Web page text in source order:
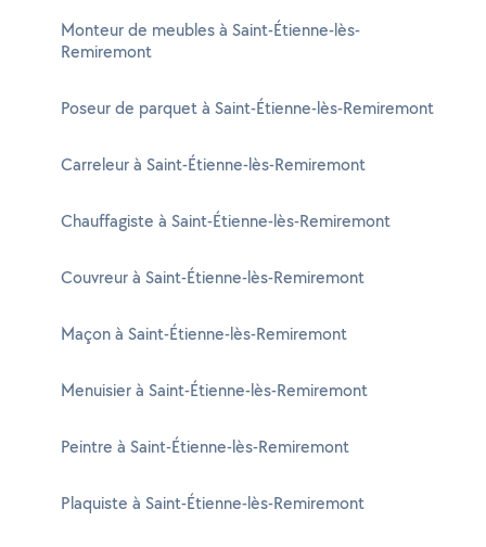
Monteur de meubles à Saint-Étienne-lès-
Remiremont
Poseur de parquet à Saint-Étienne-lès-Remiremont
Carreleur à Saint-Étienne-lès-Remiremont
Chauffagiste à Saint-Étienne-lès-Remiremont
Couvreur à Saint-Étienne-lès-Remiremont
Maçon à Saint-Étienne-lès-Remiremont
Menuisier à Saint-Étienne-lès-Remiremont
Peintre à Saint-Étienne-lès-Remiremont
Plaquiste à Saint-Étienne-lès-Remiremont